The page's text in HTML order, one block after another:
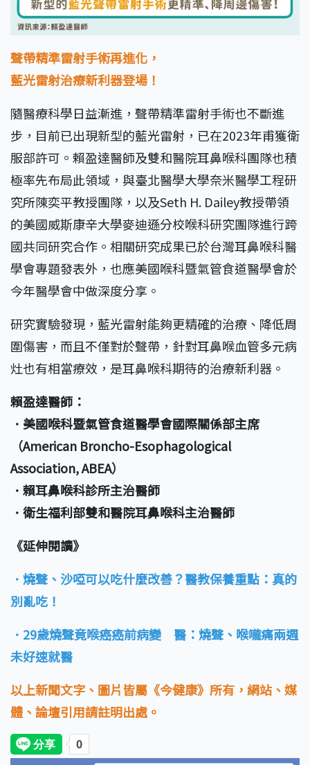
聲帶精準雷射手術再進化，
藍光雷射治療新利器登場！
隨醫療科學日益漸進，聲帶精準雷射手術也不斷進
步，目前已出現新型的藍光雷射，已在2023年甫獲衛
服部許可。賴盈達醫師及雙和醫院耳鼻喉科團隊也積
極率先布局此領域，與臺北醫學大學奈米醫學工程研
究所陳奕平教授團隊，以及Seth H. Dailey教授帶領
的美國威斯康辛大學麥迪遜分校喉科研究團隊進行跨
國共同研究合作。相關研究成果已於台灣耳鼻喉科醫
學會專題發表外，也應美國喉科暨氣管食道醫學會於
今年醫學會中做深度分享。
研究實驗發現，藍光雷射能夠更精確的治療、降低周
圍傷害，而且不僅對於聲帶，針對耳鼻喉血管多元病
灶也有相當療效，是耳鼻喉科期待的治療新利器。
賴盈達醫師：
．美國喉科暨氣管食道醫學會國際關係部主席
（American Broncho-Esophagological
Association, ABEA）
．賴耳鼻喉科診所主治醫師
．衛生福利部雙和醫院耳鼻喉科主治醫師
《延伸閱讀》
．燒聲、沙啞可以吃什麼改善？醫教保養重點：真的
別亂吃！
．29歲燒聲竟喉癌癌前病變 醫：燒聲、喉嚨痛兩週
未好速就醫
以上新聞文字、圖片皆屬《今健康》所有，網站、媒
體、論壇引用請註明出處。